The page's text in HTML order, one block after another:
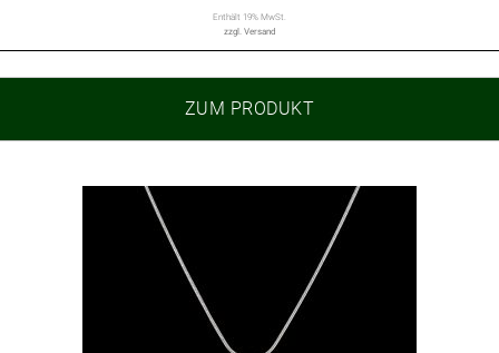
Enthält 19% MwSt.
zzgl. Versand
ZUM PRODUKT